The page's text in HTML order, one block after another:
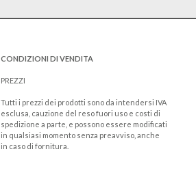
CONDIZIONI DI VENDITA
PREZZI
Tutti i prezzi dei prodotti sono da intendersi IVA
esclusa, cauzione del reso fuori uso e costi di
spedizione a parte, e possono essere modificati
in qualsiasi momento senza preavviso, anche
in caso di fornitura.